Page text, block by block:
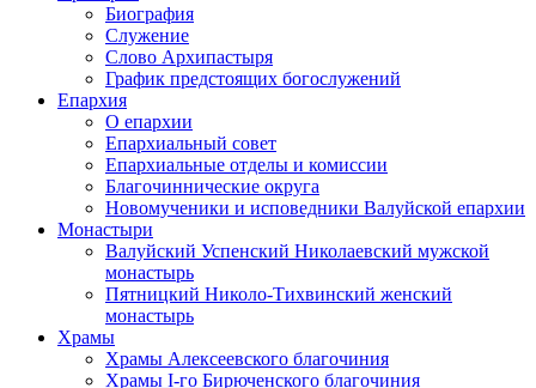
Биография
Служение
Слово Архипастыря
График предстоящих богослужений
Епархия
О епархии
Епархиальный совет
Епархиальные отделы и комиссии
Благочиннические округа
Новомученики и исповедники Валуйской епархии
Монастыри
Валуйский Успенский Николаевский мужской
монастырь
Пятницкий Николо-Тихвинский женский
монастырь
Храмы
Храмы Алексеевского благочиния
Храмы I-го Бирюченского благочиния